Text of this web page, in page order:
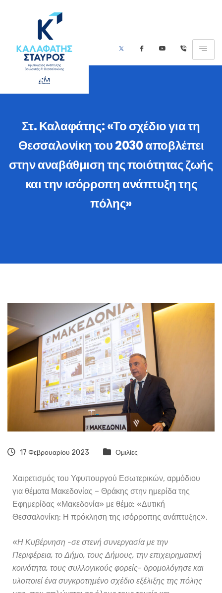
Στ. Καλαφάτης: «Το σχέδιο για τη
Θεσσαλονίκη του 2030 αποβλέπει
στην αναβάθμιση της ποιότητας ζωής
και την ισόρροπη ανάπτυξη της
πόλης»
17 Φεβρουαρίου 2023 Ομιλίες
Χαιρετισμός του Υφυπουργού Εσωτερικών, αρμόδιου
για θέματα Μακεδονίας – Θράκης στην ημερίδα της
Εφημερίδας «Μακεδονία» με θέμα: «Δυτική
Θεσσαλονίκη: Η πρόκληση της ισόρροπης ανάπτυξης».
«Η Κυβέρνηση -σε στενή συνεργασία με την
Περιφέρεια, το Δήμο, τους Δήμους, την επιχειρηματική
κοινότητα, τους συλλογικούς φορείς- δρομολόγησε και
υλοποιεί ένα συγκροτημένο σχέδιο εξέλιξης της πόλης